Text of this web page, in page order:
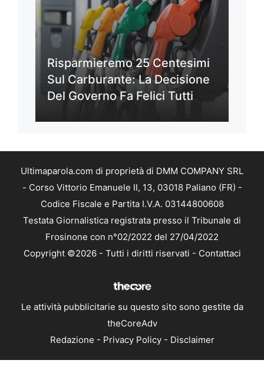
Risparmieremo 25 Centesimi
Sul Carburante: La Decisione
Del Governo Fa Felici Tutti
Ultimaparola.com di proprietà di DMM COMPANY SRL
- Corso Vittorio Emanuele II, 13, 03018 Paliano (FR) -
Codice Fiscale e Partita I.V.A. 03144800608
Testata Giornalistica registrata presso il Tribunale di
Frosinone con n°02/2022 del 27/04/2022
Copyright ©2026 - Tutti i diritti riservati - Contattaci
Le attività pubblicitarie su questo sito sono gestite da
theCoreAdv
Redazione - Privacy Policy- Disclaimer